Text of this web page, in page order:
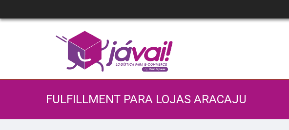
FULFILLMENT PARA LOJAS ARACAJU